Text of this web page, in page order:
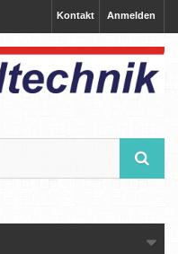
Anmelden
Kontakt